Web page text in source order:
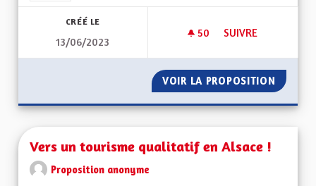
CRÉÉ LE
13/06/2023
50 50 ABONNÉS
SUIVRE
VOIR LA PROPOSITION DE LA
Vers un tourisme qualitatif en Alsace !
Proposition anonyme